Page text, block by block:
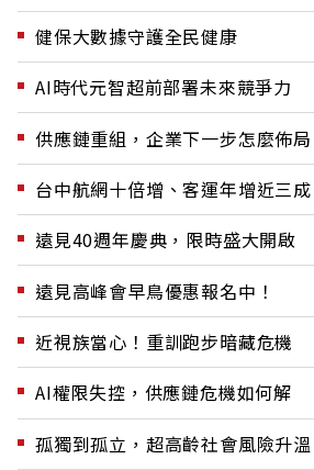
健保大數據守護全民健康
AI時代元智超前部署未來競爭力
供應鏈重組，企業下一步怎麼佈局
台中航網十倍增、客運年增近三成
遠見40週年慶典，限時盛大開啟
遠見高峰會早鳥優惠報名中！
近視族當心！重訓跑步暗藏危機
AI權限失控，供應鏈危機如何解
孤獨到孤立，超高齡社會風險升溫